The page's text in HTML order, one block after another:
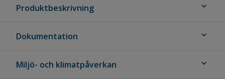
Produktbeskrivning expand_more
Dokumentation expand_more
Miljö- och klimatpåverkan expand_more